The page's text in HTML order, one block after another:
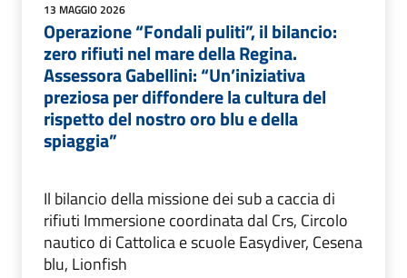
13 MAGGIO 2026
Operazione “Fondali puliti”, il bilancio:
zero rifiuti nel mare della Regina.
Assessora Gabellini: “Un’iniziativa
preziosa per diffondere la cultura del
rispetto del nostro oro blu e della
spiaggia”
Il bilancio della missione dei sub a caccia di
rifiuti Immersione coordinata dal Crs, Circolo
nautico di Cattolica e scuole Easydiver, Cesena
blu, Lionfish